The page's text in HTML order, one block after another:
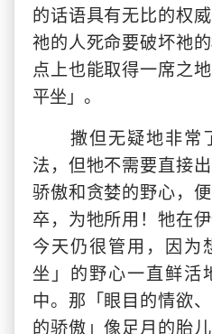
的话语具有无比的权
祂的人死命要破坏祂
点上也能取得一席之
平坐」。
撒但无疑地非常
法，但牠不需要直接
骄傲和贪婪的野心，
卒，为牠所用！牠在
今天仍很管用，因为
坐」的野心一直鲜活
中。那「眼目的情欲
的骄傲」像足月的胎